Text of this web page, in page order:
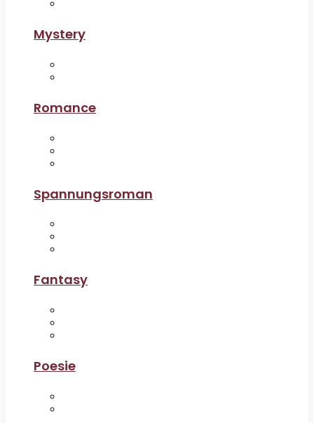
Mystery
Romance
Spannungsroman
Fantasy
Poesie